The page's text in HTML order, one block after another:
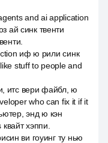
and ai application
ай синк твенти
иф ю рили синк
stuff to people and
итс вери файбл, ю
who can fix it if it
энд ю кэн
хэппи.
ви гоуинг ту нью